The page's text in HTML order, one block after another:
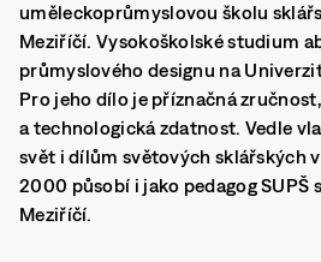
uměleckoprůmyslovou školu
Meziříčí. Vysokoškolské studium
průmyslového designu na
Pro jeho dílo je příznačná
a technologická zdatnost. Vedle
svět i dílům světových sklářských
2000 působí i jako pedagog SUPŠ
Meziříčí.